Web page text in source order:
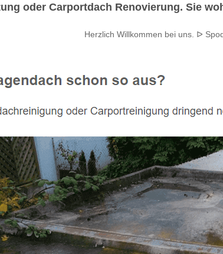
oder Carportdach Renovierung. Sie
Herzlich Willkommen bei uns. ᐅ